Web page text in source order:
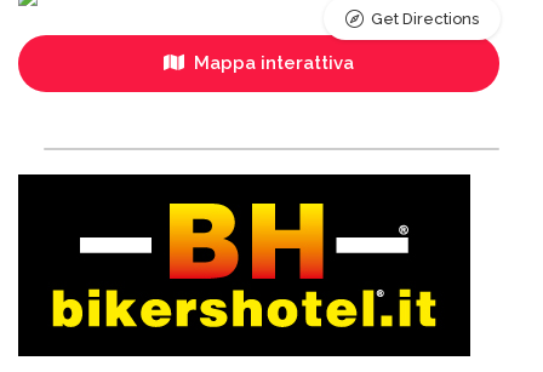
Mappa interattiva
Get Directions